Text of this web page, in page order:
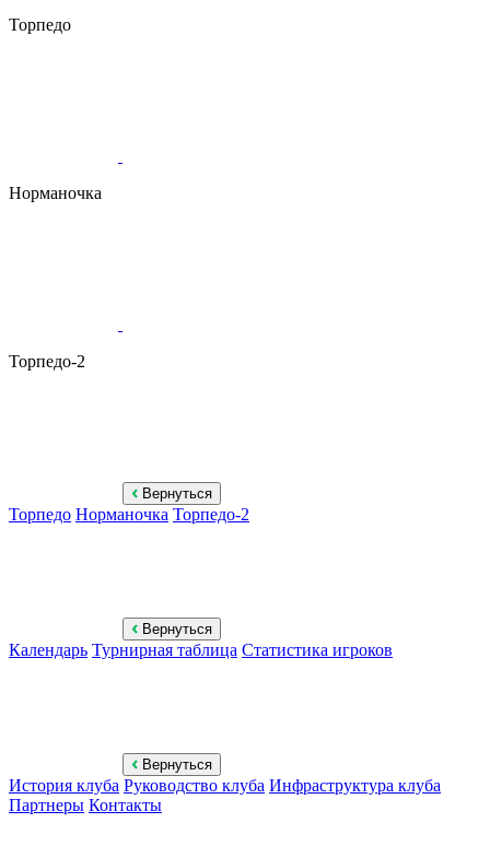
Торпедо
Норманочка
Торпедо-2
Вернуться
Торпедо Норманочка Торпедо-2
Вернуться
Календарь Турнирная таблица Статистика игроков
Вернуться
История клуба Руководство клуба Инфраструктура клуба
Партнеры Контакты